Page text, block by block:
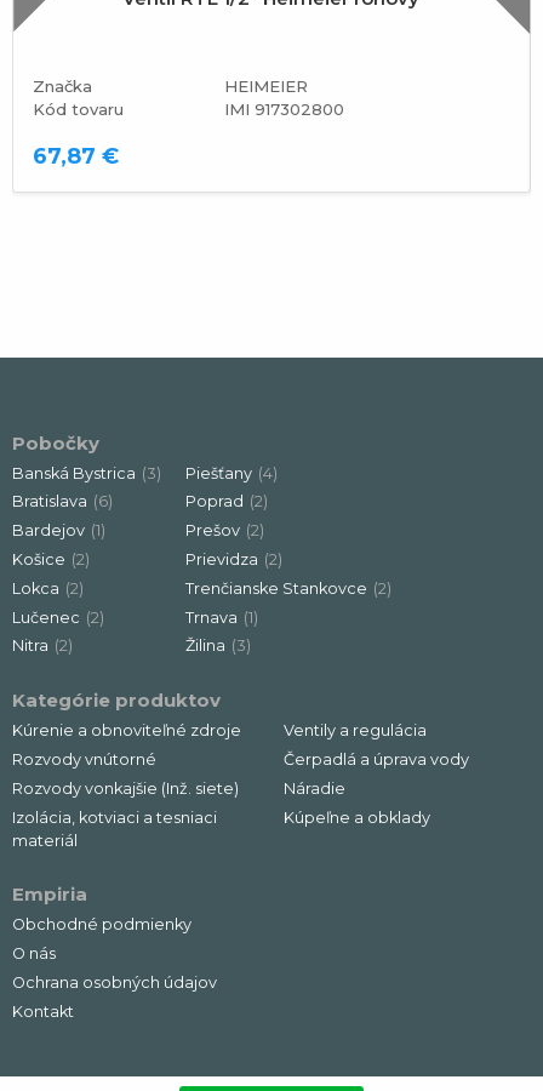
Značka
HEIMEIER
Kód tovaru
IMI 917302800
67,87 €
Pobočky
Banská Bystrica (3)
Bratislava (6)
Bardejov (1)
Košice (2)
Lokca (2)
Lučenec (2)
Nitra (2)
Piešťany (4)
Poprad (2)
Prešov (2)
Prievidza (2)
Trenčianske Stankovce (2)
Trnava (1)
Žilina (3)
Kategórie produktov
Kúrenie a obnoviteľné zdroje
Rozvody vnútorné
Rozvody vonkajšie (Inž. siete)
Izolácia, kotviaci a tesniaci
materiál
Ventily a regulácia
Čerpadlá a úprava vody
Náradie
Kúpeľne a obklady
Empiria
Obchodné podmienky
O nás
Ochrana osobných údajov
Kontakt